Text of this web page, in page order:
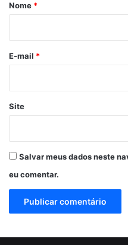
r
*
Nome *
E-mail *
Site
Salvar meus dados neste
eu comentar.